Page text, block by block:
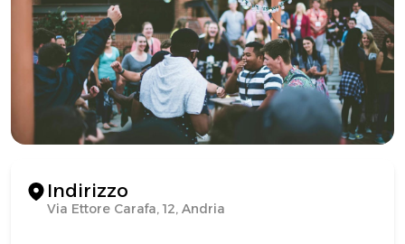
Indirizzo
Via Ettore Carafa, 12, Andria